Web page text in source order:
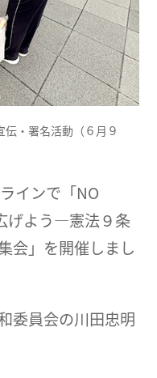
・署名活動（６月９
インで「NO
げよう―憲法９条
会」を開催しまし
委員会の川田忠明